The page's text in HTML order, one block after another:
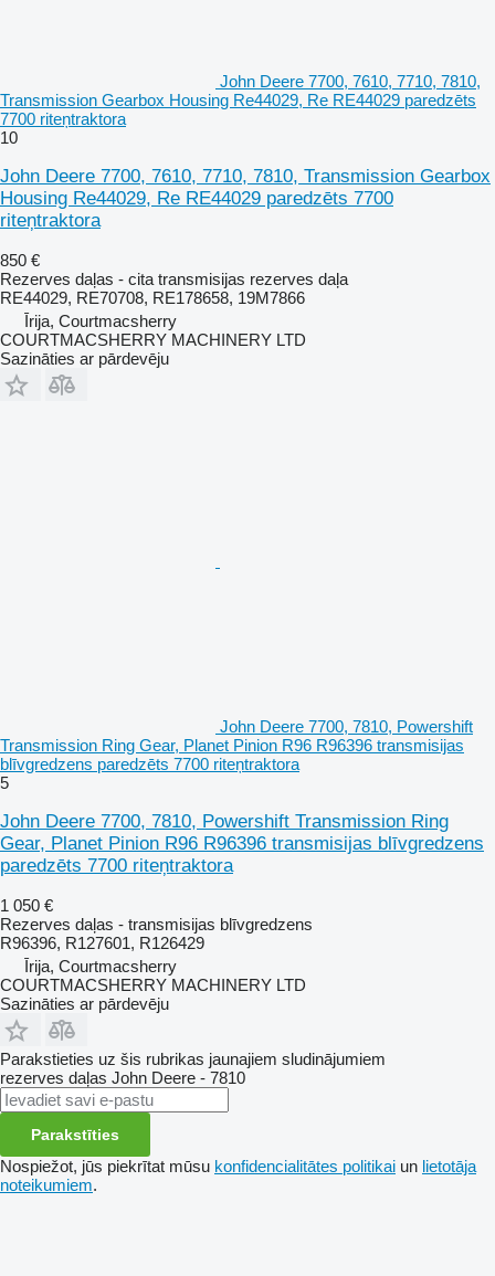
John Deere 7700, 7610, 7710, 7810,
Transmission Gearbox Housing Re44029, Re RE44029 paredzēts
7700 riteņtraktora
10
John Deere 7700, 7610, 7710, 7810, Transmission Gearbox
Housing Re44029, Re RE44029 paredzēts 7700
riteņtraktora
850 €
Rezerves daļas - cita transmisijas rezerves daļa
RE44029, RE70708, RE178658, 19M7866
Īrija, Courtmacsherry
COURTMACSHERRY MACHINERY LTD
Sazināties ar pārdevēju
John Deere 7700, 7810, Powershift
Transmission Ring Gear, Planet Pinion R96 R96396 transmisijas
blīvgredzens paredzēts 7700 riteņtraktora
5
John Deere 7700, 7810, Powershift Transmission Ring
Gear, Planet Pinion R96 R96396 transmisijas blīvgredzens
paredzēts 7700 riteņtraktora
1 050 €
Rezerves daļas - transmisijas blīvgredzens
R96396, R127601, R126429
Īrija, Courtmacsherry
COURTMACSHERRY MACHINERY LTD
Sazināties ar pārdevēju
Parakstieties uz šis rubrikas jaunajiem sludinājumiem
rezerves daļas John Deere - 7810
Parakstīties
Nospiežot, jūs piekrītat mūsu konfidencialitātes politikai un lietotāja
noteikumiem.